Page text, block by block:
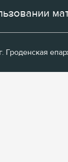
Гроденская